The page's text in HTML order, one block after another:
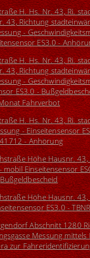
H. Hs. Nr. 43, Ri.
43, Richtung
-
ES3.0 -
H. Hs. Nr. 43, Ri.
43, Richtung
-
ES3.0 -
Fahrverbot
H. Hs. Nr. 43, Ri.
- Einseitensensor
- Anhörung
Höhe Hausnr.
Einseitensensor
Bußgeldbescheid
Höhe Hausnr.
ES3.0 -
Abschnitt 1280
Messung mittels
zur